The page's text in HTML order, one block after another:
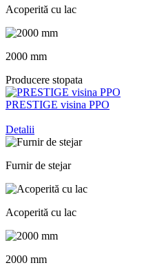
Acoperită cu lac
2000 mm
Producere stopata
PRESTIGE visina PPO
Detalii
Furnir de stejar
Acoperită cu lac
2000 mm